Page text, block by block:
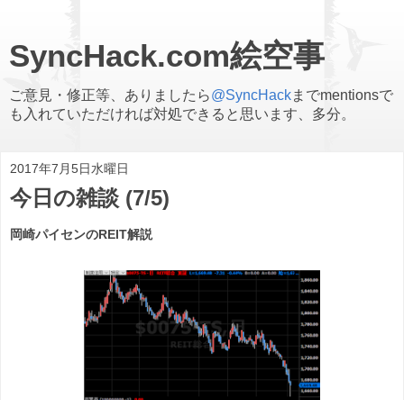
SyncHack.com絵空事
ご意見・修正等、ありましたら@SyncHackまでmentionsで
も入れていただければ対処できると思います、多分。
2017年7月5日水曜日
今日の雑談 (7/5)
岡崎パイセンのREIT解説